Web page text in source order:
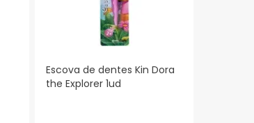
Escova de dentes Kin Dora
the Explorer 1ud